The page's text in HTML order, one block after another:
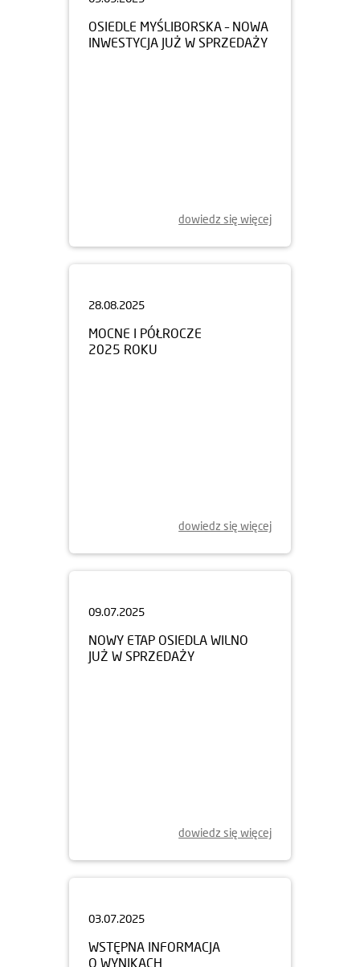
OSIEDLE MYŚLIBORSKA – NOWA
INWESTYCJA JUŻ W SPRZEDAŻY
dowiedz się więcej
MOCNE I PÓŁROCZE
2025 ROKU
dowiedz się więcej
NOWY ETAP OSIEDLA WILNO
JUŻ W SPRZEDAŻY
dowiedz się więcej
WSTĘPNA INFORMACJA
O WYNIKACH
ZA II KWARTAŁ 2025 R.